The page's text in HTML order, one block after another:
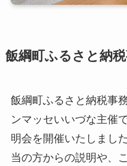
飯綱町ふるさと納
飯綱町ふるさと納税事
ンマッセいいづな主催
明会を開催いたしまし
当の方からの説明や、